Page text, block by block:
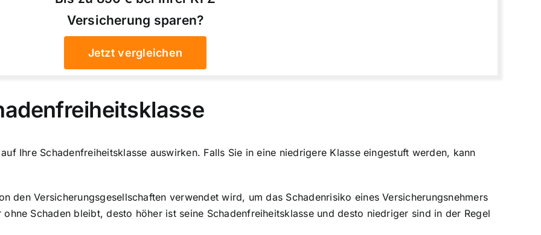
Versicherung sparen?
Jetzt vergleichen
Ihre Schadenfreiheitsklasse auswirken. Falls Sie in eine niedrigere Klasse eingestuft werden, kann
den Versicherungsgesellschaften verwendet wird, um das Schadenrisiko eines Versicherungsnehmers
Schaden bleibt, desto höher ist seine Schadenfreiheitsklasse und desto niedriger sind in der Regel